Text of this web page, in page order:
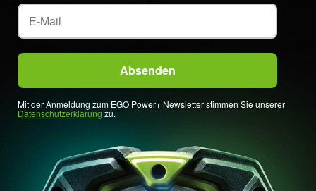
Mit der Anmeldung zum EGO Power+ Newsletter stimmen Sie unserer
Datenschutzerklärung zu.